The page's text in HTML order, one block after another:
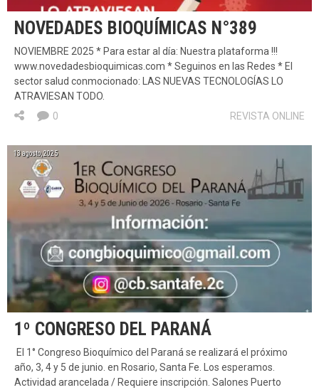
NOVEDADES BIOQUÍMICAS N°389
NOVIEMBRE 2025 * Para estar al día: Nuestra plataforma !!!
www.novedadesbioquimicas.com * Seguinos en las Redes * El
sector salud conmocionado: LAS NUEVAS TECNOLOGÍAS LO
ATRAVIESAN TODO.
REVISTA ONLINE
0
13 agosto, 2025
1º CONGRESO DEL PARANÁ
El 1° Congreso Bioquímico del Paraná se realizará el próximo
año, 3, 4 y 5 de junio. en Rosario, Santa Fe. Los esperamos.
Actividad arancelada / Requiere inscripción. Salones Puerto